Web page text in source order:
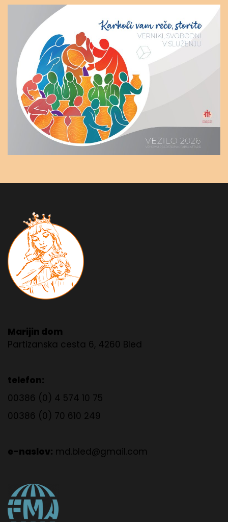
Marijin dom
Partizanska cesta 6, 4260 Bled
telefon:
00386 (0) 4 574 10 75
00386 (0) 70 610 249
e-naslov: md.bled@gmail.com